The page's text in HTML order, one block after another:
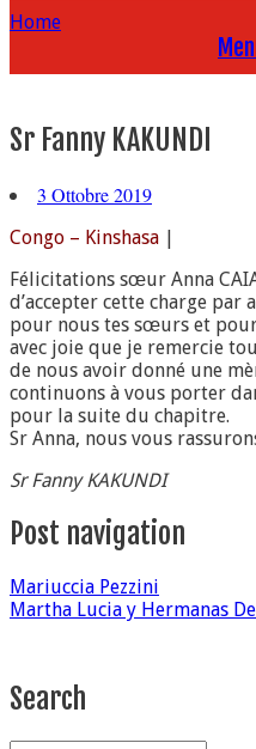
Home
Sr Fanny KAKUNDI
3 Ottobre 2019
Congo – Kinshasa |
Félicitations sœur Anna
d’accepter cette charge par
pour nous tes sœurs et pour
avec joie que je remercie
de nous avoir donné une
continuons à vous porter
pour la suite du chapitre.
Sr Anna, nous vous
Sr Fanny KAKUNDI
Post navigation
Mariuccia Pezzini
Martha Lucia y Hermanas
Search